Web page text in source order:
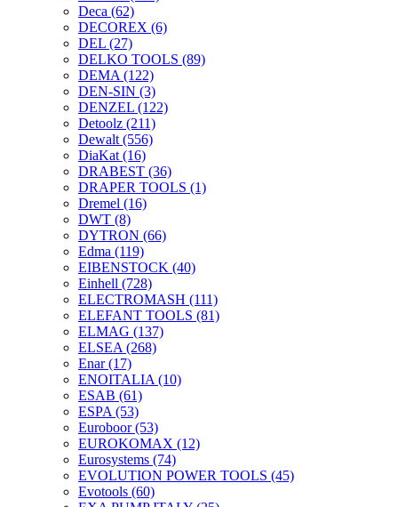
Deca (62)
DECOREX (6)
DEL (27)
DELKO TOOLS (89)
DEMA (122)
DEN-SIN (3)
DENZEL (122)
Detoolz (211)
Dewalt (556)
DiaKat (16)
DRABEST (36)
DRAPER TOOLS (1)
Dremel (16)
DWT (8)
DYTRON (66)
Edma (119)
EIBENSTOCK (40)
Einhell (728)
ELECTROMASH (111)
ELEFANT TOOLS (81)
ELMAG (137)
ELSEA (268)
Enar(17)
ENOITALIA (10)
ESAB (61)
ESPA (53)
Euroboor(53)
EUROKOMAX (12)
Eurosystems (74)
EVOLUTION POWER TOOLS (45)
Evotools (60)